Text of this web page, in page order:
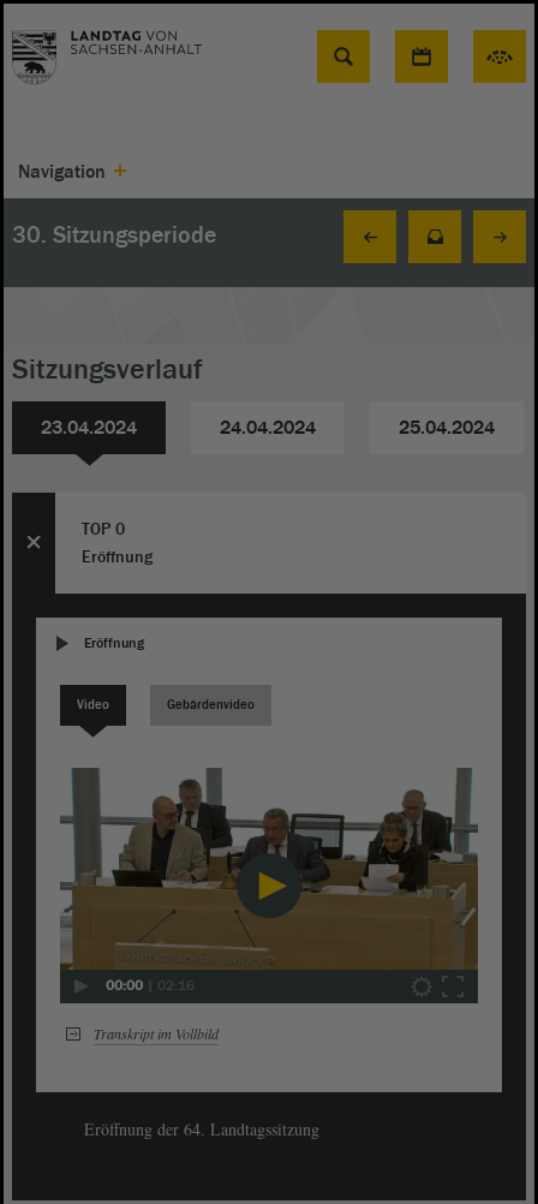
Suche
Navigation
30. Sitzungsperiode
Sitzungsverlauf
23.04.2024 24.04.2024 25.04.2024
TOP 0
Eröffnung
Eröffnung
Video Gebärdenvideo
00:00 02:16
Transkript im Vollbild
Eröffnung der 64. Landtagssitzung